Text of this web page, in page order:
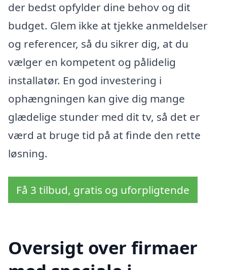
der bedst opfylder dine behov og dit
budget. Glem ikke at tjekke anmeldelser
og referencer, så du sikrer dig, at du
vælger en kompetent og pålidelig
installatør. En god investering i
ophængningen kan give dig mange
glædelige stunder med dit tv, så det er
værd at bruge tid på at finde den rette
løsning.
Få 3 tilbud, gratis og uforpligtende
Oversigt over firmaer